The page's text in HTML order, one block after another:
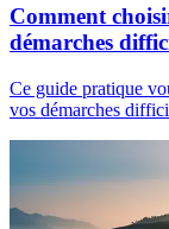
Comment
démarches
Ce guide pratique
vos démarches